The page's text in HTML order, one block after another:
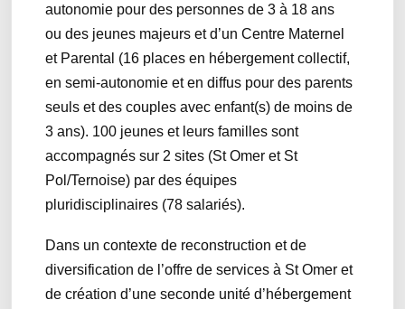
autonomie pour des personnes de 3 à 18 ans
ou des jeunes majeurs et d’un Centre Maternel
et Parental (16 places en hébergement collectif,
en semi-autonomie et en diffus pour des parents
seuls et des couples avec enfant(s) de moins de
3 ans). 100 jeunes et leurs familles sont
accompagnés sur 2 sites (St Omer et St
Pol/Ternoise) par des équipes
pluridisciplinaires (78 salariés).
Dans un contexte de reconstruction et de
diversification de l’offre de services à St Omer et
de création d’une seconde unité d’hébergement